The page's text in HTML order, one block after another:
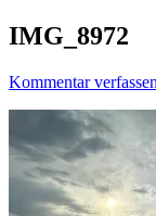
IMG_8972
Kommentar verfassen